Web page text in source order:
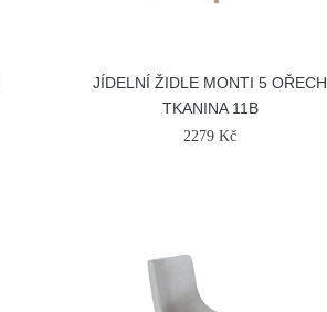
JÍDELNÍ ŽIDLE MONTI 5 OŘECH
TKANINA 11B
2279 Kč